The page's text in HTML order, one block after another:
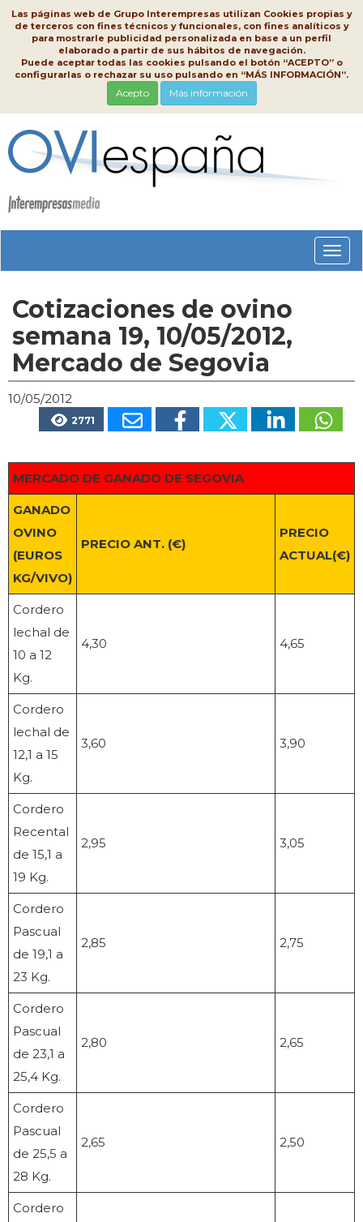
Las páginas web de Grupo Interempresas utilizan Cookies propias y
de terceros con fines técnicos y funcionales, con fines analíticos y
para mostrarle publicidad personalizada en base a un perfil
elaborado a partir de sus hábitos de navegación.
Puede aceptar todas las cookies pulsando el botón “ACEPTO” o
configurarlas o rechazar su uso pulsando en “MÁS INFORMACIÓN”.
Acepto Más información
Cotizaciones de ovino
semana 19, 10/05/2012,
Mercado de Segovia
10/05/2012
2771
MERCADO DE GANADO DE SEGOVIA
GANADO
OVINO
(EUROS
KG/VIVO)
PRECIO ANT. (€)
PRECIO
ACTUAL(€)
Cordero
lechal de
10 a 12
Kg.
4,30 4,65
Cordero
lechal de
12,1 a 15
Kg.
3,60 3,90
Cordero
Recental
de 15,1 a
19 Kg.
2,95 3,05
Cordero
Pascual
de 19,1 a
23 Kg.
2,85 2,75
Cordero
Pascual
de 23,1 a
25,4 Kg.
2,80 2,65
Cordero
Pascual
de 25,5 a
28 Kg.
2,65 2,50
Cordero